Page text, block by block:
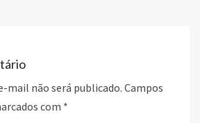
mail não será publicado. Campos
com *